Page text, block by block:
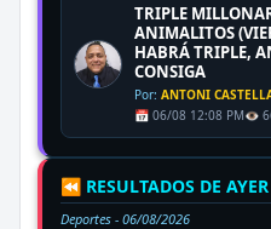
TRIPLE
ANIMALITOS
HABRÁ TRIPLE,
CONSIGA
Por: ANTONI
📅 06/08 12:08 PM👁️
⏪ RESULTADOS DE AYER
Deportes - 06/08/2026